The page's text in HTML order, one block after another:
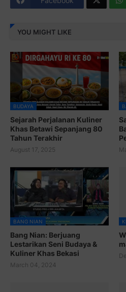
YOU MIGHT LIKE
BUDAYA
Sejarah Perjalanan Kuliner
Khas Betawi Sepanjang 80
Tahun Terakhir
August 17, 2025
BANG NIAN
Bang Nian: Berjuang
Lestarikan Seni Budaya &
Kuliner Khas Bekasi
March 04, 2024